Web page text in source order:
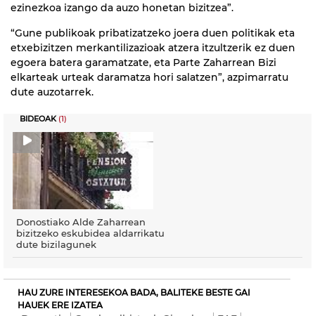
ezinezkoa izango da auzo honetan bizitzea”.
“Gune publikoak pribatizatzeko joera duen politikak eta
etxebizitzen merkantilizazioak atzera itzultzerik ez duen
egoera batera garamatzate, eta Parte Zaharrean Bizi
elkarteak urteak daramatza hori salatzen”, azpimarratu
dute auzotarrek.
BIDEOAK (1)
Donostiako Alde Zaharrean
bizitzeko eskubidea aldarrikatu
dute bizilagunek
HAU ZURE INTERESEKOA BADA, BALITEKE BESTE GAI
HAUEK ERE IZATEA